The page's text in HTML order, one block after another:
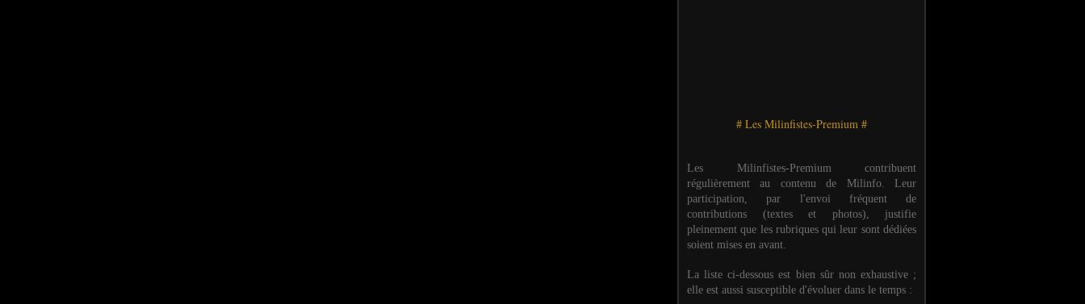
# Les Milinfistes-Premium #
Les Milinfistes-Premium contribuent
régulièrement au contenu de Milinfo. Leur
participation, par l'envoi fréquent de
contributions (textes et photos), justifie
pleinement que les rubriques qui leur sont dédiées
soient mises en avant.
La liste ci-dessous est bien sûr non exhaustive ;
elle est aussi susceptible d'évoluer dans le temps :